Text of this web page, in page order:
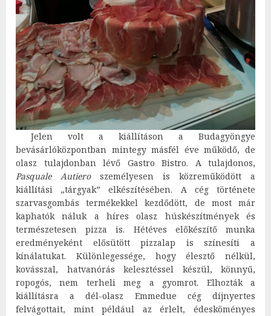
Jelen volt a kiállításon a Budagyöngye
bevásárlóközpontban mintegy másfél éve működő, de
olasz tulajdonban lévő Gastro Bistro. A tulajdonos,
Pasquale Autieroszemélyesen is közreműködött a
kiállítási „tárgyak” elkészítésében. A cég története
szarvasgombás termékekkel kezdődött, de most már
kaphatók náluk a híres olasz húskészítmények és
természetesen pizza is. Hétéves előkészítő munka
eredményeként elősütött pizzalap is színesíti a
kínálatukat. Különlegessége, hogy élesztő nélkül,
kovásszal, hatvanórás kelesztéssel készül, könnyű,
ropogós, nem terheli meg a gyomrot. Elhozták a
kiállításra a dél-olasz Emmedue cég díjnyertes
felvágottait, mint például az érlelt, édesköményes